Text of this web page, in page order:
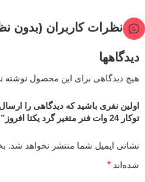
نظرات کاربران ‌(بدون
دیدگاهها
هیچ دیدگاهی برای این محصول
اولین نفری باشید که دیدگاهی را
توکار 24 وات فنر متغیر گرد یکتا افروز”
نشانی ایمیل شما منتشر نخواهد شد.
شده‌اند *